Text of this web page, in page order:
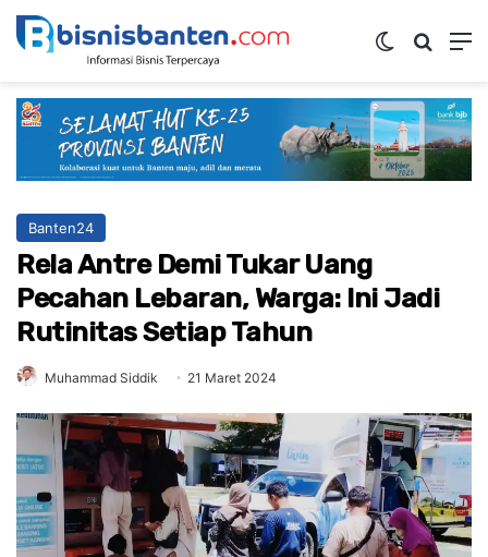
Switch skin
Banten24
Rela Antre Demi Tukar Uang
Pecahan Lebaran, Warga: Ini Jadi
Rutinitas Setiap Tahun
Muhammad Siddik 21 Maret 2024